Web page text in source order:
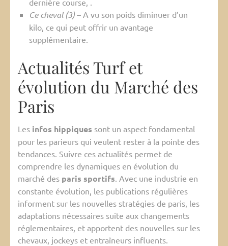
dernière course, .
Ce cheval (3) – A vu son poids diminuer d’un
kilo, ce qui peut offrir un avantage
supplémentaire.
Actualités Turf et
évolution du Marché des
Paris
Les infos hippiques sont un aspect fondamental
pour les parieurs qui veulent rester à la pointe des
tendances. Suivre ces actualités permet de
comprendre les dynamiques en évolution du
marché des paris sportifs. Avec une industrie en
constante évolution, les publications régulières
informent sur les nouvelles stratégies de paris, les
adaptations nécessaires suite aux changements
réglementaires, et apportent des nouvelles sur les
chevaux, jockeys et entraîneurs influents.